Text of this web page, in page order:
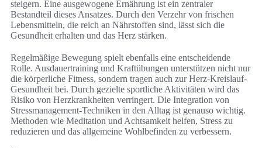
steigern. Eine ausgewogene Ernährung ist ein zentraler
Bestandteil dieses Ansatzes. Durch den Verzehr von frischen
Lebensmitteln, die reich an Nährstoffen sind, lässt sich die
Gesundheit erhalten und das Herz stärken.
Regelmäßige Bewegung spielt ebenfalls eine entscheidende
Rolle. Ausdauertraining und Kraftübungen unterstützen nicht nur
die körperliche Fitness, sondern tragen auch zur Herz-Kreislauf-
Gesundheit bei. Durch gezielte sportliche Aktivitäten wird das
Risiko von Herzkrankheiten verringert. Die Integration von
Stressmanagement-Techniken in den Alltag ist genauso wichtig.
Methoden wie Meditation und Achtsamkeit helfen, Stress zu
reduzieren und das allgemeine Wohlbefinden zu verbessern.